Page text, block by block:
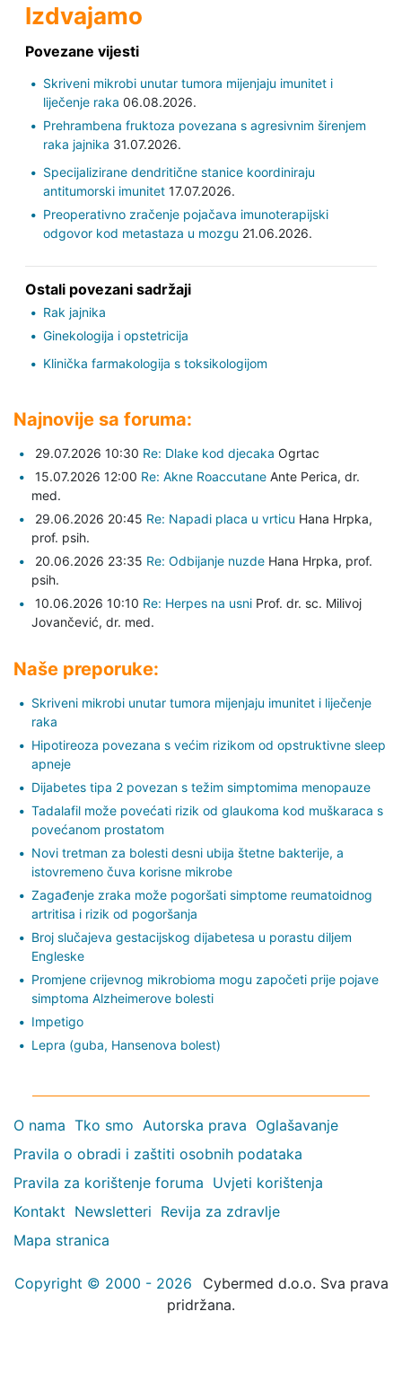
Izdvajamo
Povezane vijesti
Skriveni mikrobi unutar tumora mijenjaju imunitet i
liječenje raka 06.08.2026.
Prehrambena fruktoza povezana s agresivnim širenjem
raka jajnika 31.07.2026.
Specijalizirane dendritične stanice koordiniraju
antitumorski imunitet17.07.2026.
Preoperativno zračenje pojačava imunoterapijski
odgovor kod metastaza u mozgu 21.06.2026.
Ostali povezani sadržaji
Rak jajnika
Ginekologija i opstetricija
Klinička farmakologija s toksikologijom
Najnovije sa foruma:
29.07.2026 10:30 Re: Dlake kod djecaka Ogrtac
15.07.2026 12:00 Re: Akne Roaccutane Ante Perica, dr.
med.
29.06.2026 20:45 Re: Napadi placa u vrticu Hana Hrpka,
prof. psih.
20.06.2026 23:35 Re: Odbijanje nuzde Hana Hrpka, prof.
psih.
10.06.2026 10:10 Re: Herpes na usni Prof. dr. sc. Milivoj
Jovančević, dr. med.
Naše preporuke:
Skriveni mikrobi unutar tumora mijenjaju imunitet i liječenje
raka
Hipotireoza povezana s većim rizikom od opstruktivne sleep
apneje
Dijabetes tipa 2 povezan s težim simptomima menopauze
Tadalafil može povećati rizik od glaukoma kod muškaraca s
povećanom prostatom
Novi tretman za bolesti desni ubija štetne bakterije, a
istovremeno čuva korisne mikrobe
Zagađenje zraka može pogoršati simptome reumatoidnog
artritisa i rizik od pogoršanja
Broj slučajeva gestacijskog dijabetesa u porastu diljem
Engleske
Promjene crijevnog mikrobioma mogu započeti prije pojave
simptoma Alzheimerove bolesti
Impetigo
Lepra (guba, Hansenova bolest)
O nama Tko smo Autorska prava Oglašavanje
Pravila o obradi i zaštiti osobnih podataka
Pravila za korištenje foruma Uvjeti korištenja
Kontakt Newsletteri Revija za zdravlje
Mapa stranica
Copyright © 2000 - 2026
Cybermed d.o.o. Sva prava
pridržana.